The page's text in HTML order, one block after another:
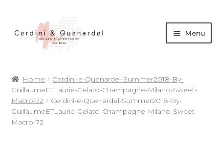
Menu
Home
Cerdini-e-Quenardel-Summer2018-By-
GuillaumeETLaurie-Gelato-Champagne-Milano-Sweet-
Macro-72
Cerdini-e-Quenardel-Summer2018-By-
GuillaumeETLaurie-Gelato-Champagne-Milano-Sweet-
Macro-72